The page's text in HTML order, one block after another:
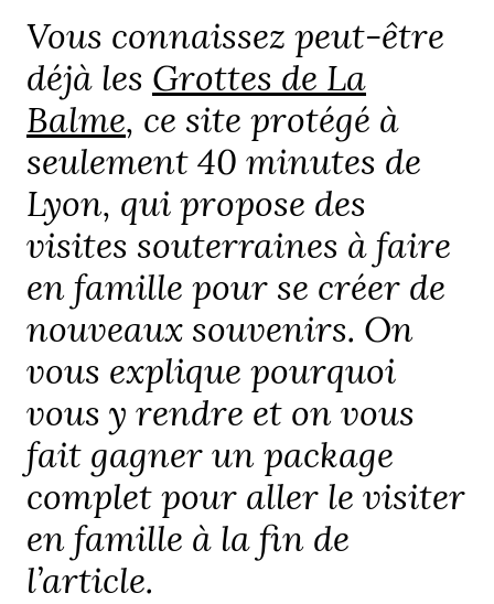
Vous connaissez peut-être
déjà les Grottes de La
Balme, ce site protégé à
seulement 40 minutes de
Lyon, qui propose des
visites souterraines à faire
en famille pour se créer de
nouveaux souvenirs. On
vous explique pourquoi
vous y rendre et on vous
fait gagner un package
complet pour aller le visiter
en famille à la fin de
l’article.